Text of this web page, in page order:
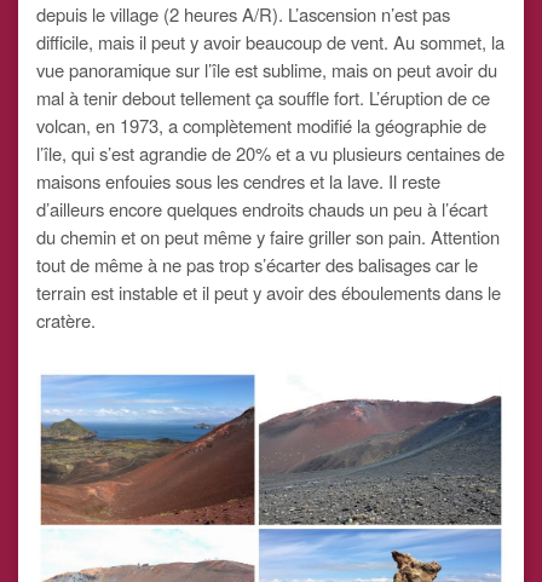
depuis le village (2 heures A/R). L’ascension n’est pas
difficile, mais il peut y avoir beaucoup de vent. Au sommet, la
vue panoramique sur l’île est sublime, mais on peut avoir du
mal à tenir debout tellement ça souffle fort. L’éruption de ce
volcan, en 1973, a complètement modifié la géographie de
l’île, qui s’est agrandie de 20% et a vu plusieurs centaines de
maisons enfouies sous les cendres et la lave. Il reste
d’ailleurs encore quelques endroits chauds un peu à l’écart
du chemin et on peut même y faire griller son pain. Attention
tout de même à ne pas trop s’écarter des balisages car le
terrain est instable et il peut y avoir des éboulements dans le
cratère.